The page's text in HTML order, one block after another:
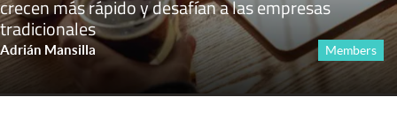
crecen más rápido y desafían a las empresas
tradicionales
Adrián Mansilla Members